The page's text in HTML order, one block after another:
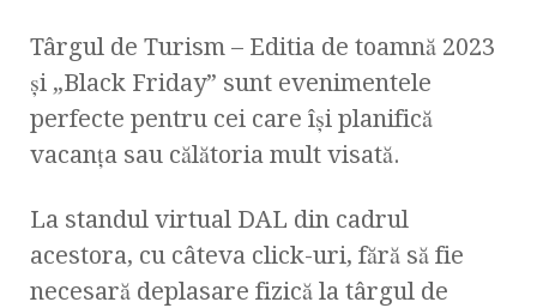
Târgul de Turism – Editia de toamnă 2023
și „Black Friday” sunt evenimentele
perfecte pentru cei care își planifică
vacanța sau călătoria mult visată.
La standul virtual DAL din cadrul
acestora, cu câteva click-uri, fără să fie
necesară deplasare fizică la târgul de